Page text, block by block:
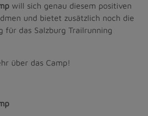
will sich genau diesem positiven
und bietet zusätzlich noch die
für das Salzburg Trailrunning
über das Camp!